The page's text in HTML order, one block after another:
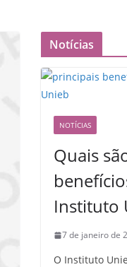
Notícias
NOTÍCIAS
Quais
Instituto
7 de janeiro de
O Instituto